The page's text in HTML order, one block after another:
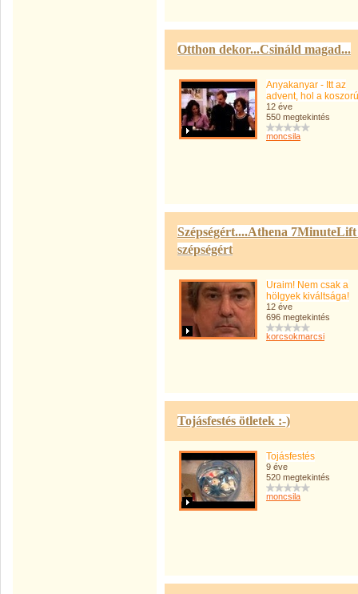
Otthon dekor...Csináld magad...
Anyakanyar - Itt az
advent, hol a
12 éve
550 megtekintés
moncsila
Szépségért....Athena
szépségért
Uraim! Nem csak a
hölgyek kiváltsága!
12 éve
696 megtekintés
korcsokmarcsi
Tojásfestés ötletek :-)
Tojásfestés
9 éve
520 megtekintés
moncsila